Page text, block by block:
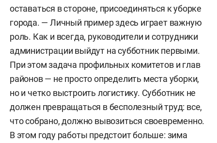
оставаться в стороне, присоединяться к уборке
города. — Личный пример здесь играет важную
роль. Как и всегда, руководители и сотрудники
администрации выйдут на субботник первыми.
При этом задача профильных комитетов и глав
районов — не просто определить места уборки,
но и четко выстроить логистику. Субботник не
должен превращаться в бесполезный труд: все,
что собрано, должно вывозиться своевременно.
В этом году работы предстоит больше: зима